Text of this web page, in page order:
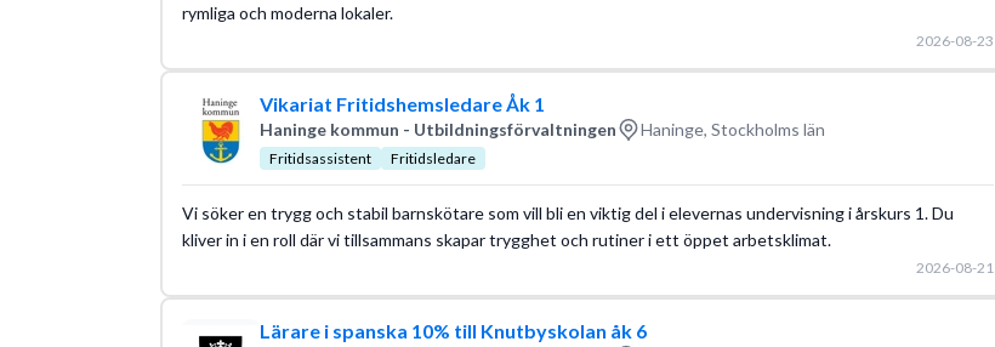
rymliga och moderna lokaler.
2026-08-23
Vikariat Fritidshemsledare Åk 1
Haninge kommun - Utbildningsförvaltningen Haninge, Stockholms län
Fritidsassistent Fritidsledare
Vi söker en trygg och stabil barnskötare som vill bli en viktig del i elevernas undervisning i årskurs 1. Du
kliver in i en roll där vi tillsammans skapar trygghet och rutiner i ett öppet arbetsklimat.
2026-08-21
Lärare i spanska 10% till Knutbyskolan åk 6